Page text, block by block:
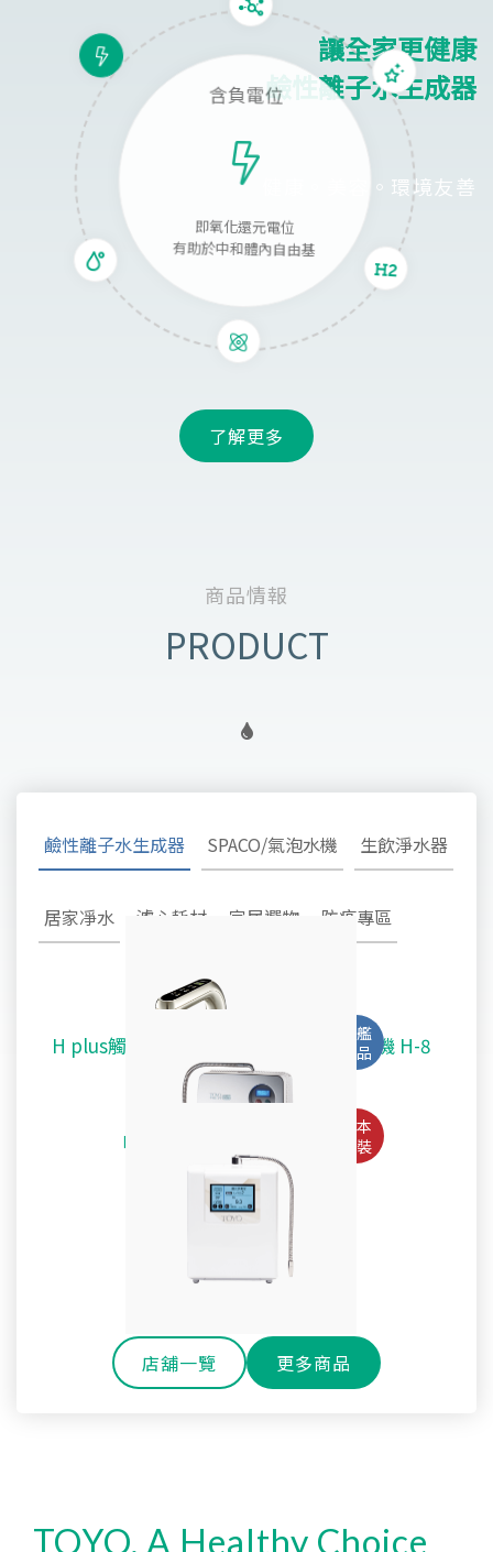
讓全家更健康
鹼性離子水生成器
健康。美容。環境友善
含負電位
即氧化還元電位
有助於中和體內自由基
了解更多
商品情報
鹼性離子水生成器 SPACO/氣泡水機 生飲淨水器
居家凈水 濾心耗材 家居選物 防疫專區
H plus觸控廚下型-鹼性離子水雙溫飲水機 H-8
鹼性離子水生成器TYH-71GS
還元水素水生成器TW-H1
SPACO 觸控櫥下型-氣泡水冰溫熱飲水機 X-3
Pro
SPACO 觸控櫥下型-雙溫飲水機 P-3 Pro
SPACO 櫥下型-RO直輸淨水器 R1 (800G)
淨水御守 - 安心生飲淨水器 OMAMORI - 2SF
淨水御守-全效能生飲淨水器 OMAMORI-2PF
櫥下型雙溫熱飲機 H-301
不鏽鋼全戶式除氯系統 TYS-200
全戶式淨軟水除氯系統 TYR-450S
TW-308及TW-H1專用主體濾心TA-1100
TW-508專用主體濾心TA-1200
淨水御守-全效能御守濾心
OMAMORI-JC
戶外休閒環保雙層玻璃水瓶
鹼性離子水超酸水生成器TYH-202
Super Water mini次氯酸水生成器
店舖一覽 更多商品
TOYO, A Healthy Choice